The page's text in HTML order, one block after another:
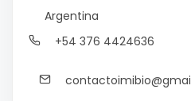
Argentina
+54 376 4424636